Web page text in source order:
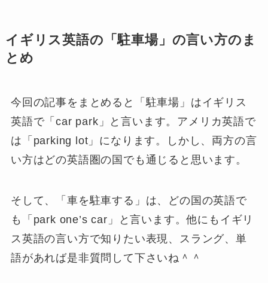
イギリス英語の「駐車場」の言い方のま
とめ
今回の記事をまとめると「駐車場」はイギリス
英語で「car park」と言います。アメリカ英語で
は「parking lot」になります。しかし、両方の言
い方はどの英語圏の国でも通じると思います。
そして、「車を駐車する」は、どの国の英語で
も「park one’s car」と言います。他にもイギリ
ス英語の言い方で知りたい表現、スラング、単
語があれば是非質問して下さいね＾＾